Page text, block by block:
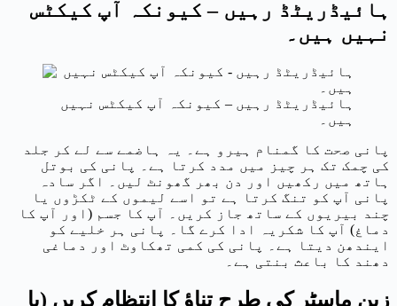
نہیں ہیں۔
ہائیڈریٹڈ رہیں – کیونکہ آپ کیکٹس نہیں
ہیں۔
پانی صحت کا گمنام ہیرو ہے۔ یہ ہاضمے سے لے کر جلد
کی چمک تک ہر چیز میں مدد کرتا ہے۔ پانی کی بوتل
ہاتھ میں رکھیں اور دن بھر گھونٹ لیں۔ اگر سادہ
پانی آپ کو تنگ کرتا ہے تو اسے لیموں کے ٹکڑوں یا
چند بیریوں کے ساتھ جاز کریں۔ آپ کا جسم (اور آپ کا
دماغ) آپ کا شکریہ ادا کرے گا۔ پانی ہر خلیے کو
ایندھن دیتا ہے۔ پانی کی کمی تھکاوٹ اور دماغی
دھند کا باعث بنتی ہے۔